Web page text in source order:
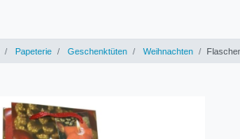
Papeterie Geschenktüten Weihnachten